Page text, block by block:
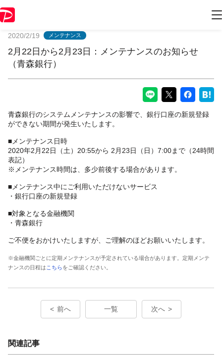
2020/2/19 メンテナンス
2月22日から2月23日：メンテナンスのお知らせ
（青森銀行）
青森銀行のシステムメンテナンスの影響で、銀行口座の新規登録
ができない期間が発生いたします。
■メンテナンス日時
2020年2月22日（土）20:55から 2月23日（日）7:00まで（24時間
表記）
※メンテナンス時間は、多少前後する場合があります。
■メンテナンス中にご利用いただけないサービス
・銀行口座の新規登録
■対象となる金融機関
・青森銀行
ご不便をおかけいたしますが、ご理解のほどお願いいたします。
※金融機関ごとに定期メンテナンスが予定されている場合があります。定期メンテ
ナンスの日程は こちらをご確認ください。
前へ 一覧 次へ
関連記事